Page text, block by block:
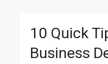
10 Quick
Business